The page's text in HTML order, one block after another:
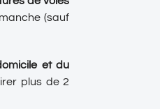
(sauf
et du
plus de 2